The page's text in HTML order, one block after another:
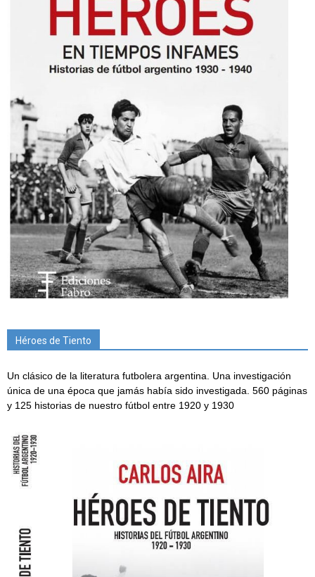
Héroes de Tiento
Un clásico de la literatura futbolera argentina. Una investigación
única de una época que jamás había sido investigada. 560 páginas
y 125 historias de nuestro fútbol entre 1920 y 1930